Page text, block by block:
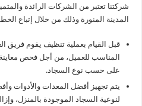
شركتنا تعتبر من الشركات الرائدة
المدينة المنورة وذلك من خلال إتباع
قبل القيام بعملية تنظيف يقوم فريق
المناسب للعميل، من أجل فحص
على حسب نوع السجاد.
يتم تجهيز أفضل المعدات والأدوات
لنوعية السجاد الموجودة بالمنزل،